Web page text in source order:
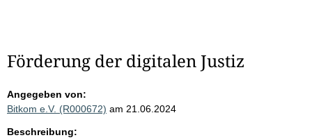
Förderung der digitalen Justiz
Angegeben von:
Bitkom e.V. (R000672) am 21.06.2024
Beschreibung: